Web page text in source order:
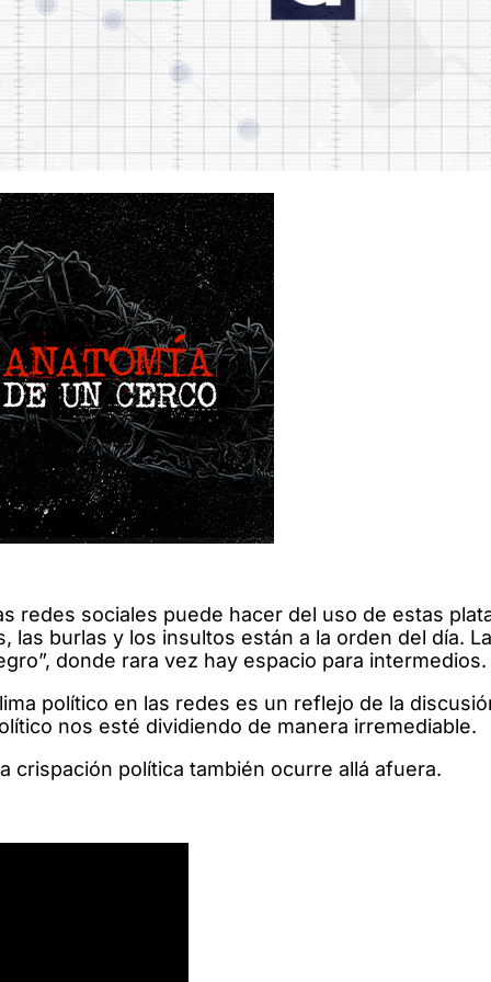
redes sociales puede hacer del uso de estas
las burlas y los insultos están a la orden del día.
donde rara vez hay espacio para intermedios.
político en las redes es un reflejo de la
nos esté dividiendo de manera irremediable.
crispación política también ocurre allá afuera.